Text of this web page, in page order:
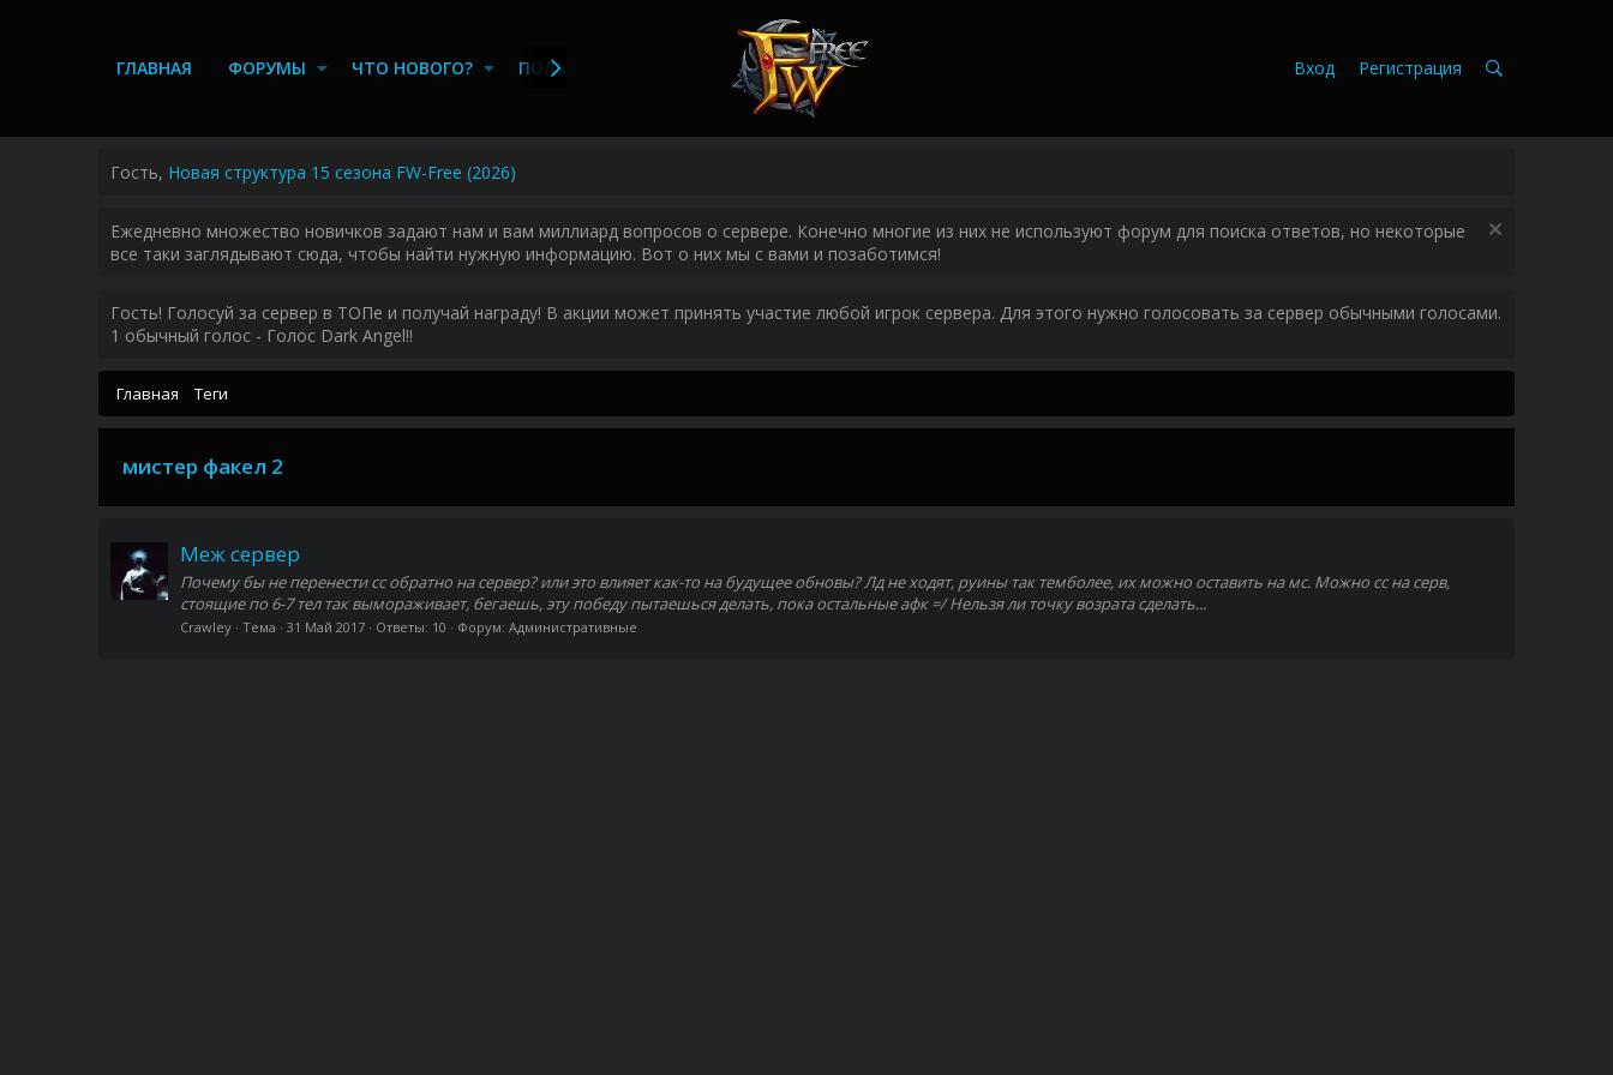
ГЛАВНАЯ ФОРУМЫ ЧТО НОВОГО? ПОЛЬЗОВАТЕЛИ Вход Регистрация
Гость, Новая структура 15 сезона FW-Free (2026)
Ежедневно множество новичков задают нам и вам миллиард вопросов о сервере. Конечно многие из них не используют форум для поиска ответов, но некоторые
все таки заглядывают сюда, чтобы найти нужную информацию. Вот о них мы с вами и позаботимся!
Гость! Голосуй за сервер в ТОПе и получай награду! В акции может принять участие любой игрок сервера. Для этого нужно голосовать за сервер обычными голосами.
1 обычный голос - Голос Dark Angel!!
Главная Теги
мистер факел 2
Меж сервер
Почему бы не перенести сс обратно на сервер? или это влияет как-то на будущее обновы? Лд не ходят, руины так темболее, их можно оставить на мс. Можно сс на серв,
стоящие по 6-7 тел так вымораживает, бегаешь, эту победу пытаешься делать, пока остальные афк =/ Нельзя ли точку возрата сделать...
Crawley Тема 31 Май 2017 Ответы: 10 Форум: Административные